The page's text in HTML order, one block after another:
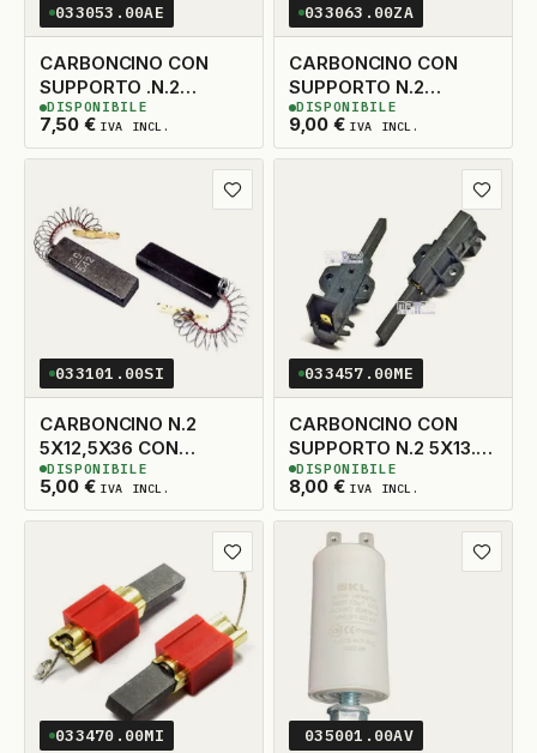
033053.00AE
CARBONCINO CON
SUPPORTO .N.2
5X14X33 TAGLIO DX
ADATTABILE
7,50 € IVA INCL.
13 DISPONIBILI
DISPONIBILE
033063.00ZA
CARBONCINO CON
SUPPORTO N.2
5X13,5X38 SX
9,00 € IVA INCL.
3DISPONIBILI
DISPONIBILE
Aggiungi ai preferiti
033101.00SI
CARBONCINO N.2
5X12,5X36 CON
MOLLA
5,00 € IVA INCL.
14 DISPONIBILI
DISPONIBILE
033457.00ME
CARBONCINO CON
SUPPORTO N.2 5X13.5
TAGLIO A DESTRA
8,00 € IVA INCL.
5DISPONIBILI
DISPONIBILE
Aggiungi ai preferiti
033470.00MI 035001.00AV